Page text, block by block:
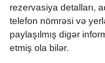
rezervasiya detalları,
telefon nömrəsi və
paylaşılmış digər
etmiş ola bilər.